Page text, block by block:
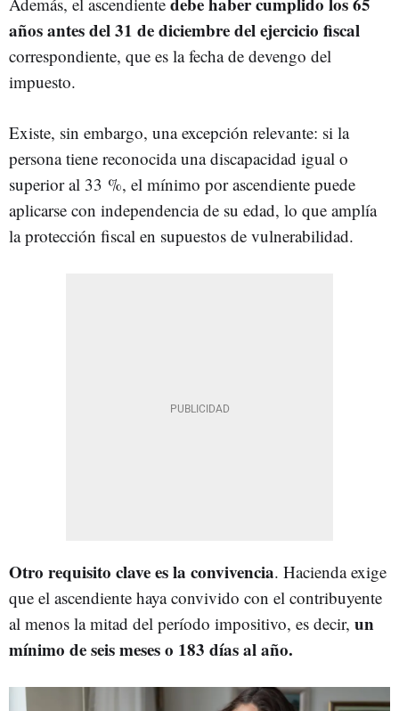
años antes del 31 de diciembre del ejercicio fiscal
correspondiente, que es la fecha de devengo del
impuesto.
Existe, sin embargo, una excepción relevante: si la
persona tiene reconocida una discapacidad igual o
superior al 33 %, el mínimo por ascendiente puede
aplicarse con independencia de su edad, lo que amplía
la protección fiscal en supuestos de vulnerabilidad.
Otro requisito clave es la convivencia. Hacienda exige
que el ascendiente haya convivido con el contribuyente
al menos la mitad del período impositivo, es decir, un
mínimo de seis meses o 183 días al año.